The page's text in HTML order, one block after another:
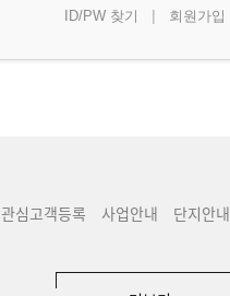
ID/PW 찾기 | 회원가입
관심고객등록 사업안내 단지안내